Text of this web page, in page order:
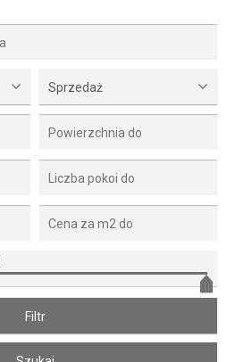
Sprzedaż